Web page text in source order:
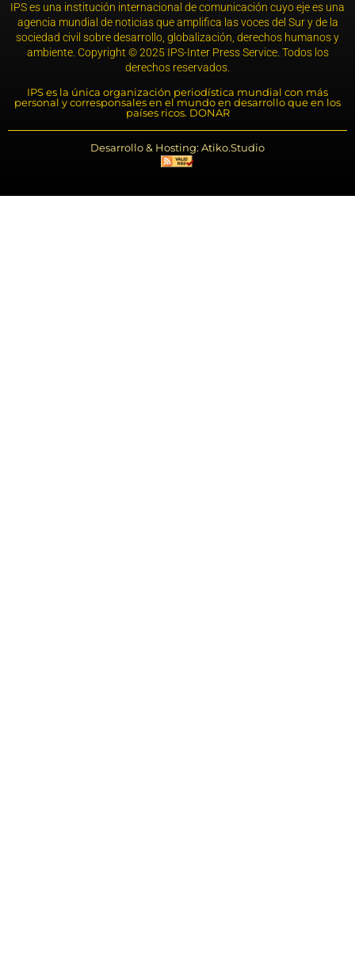
IPS es una institución internacional de comunicación cuyo eje es una
agencia mundial de noticias que amplifica las voces del Sur y de la
sociedad civil sobre desarrollo, globalización, derechos humanos y
ambiente. Copyright © 2025 IPS-Inter Press Service. Todos los
derechos reservados.
IPS es la única organización periodística mundial con más
personal y corresponsales en el mundo en desarrollo que en los
países ricos. DONAR
Desarrollo & Hosting: Atiko.Studio